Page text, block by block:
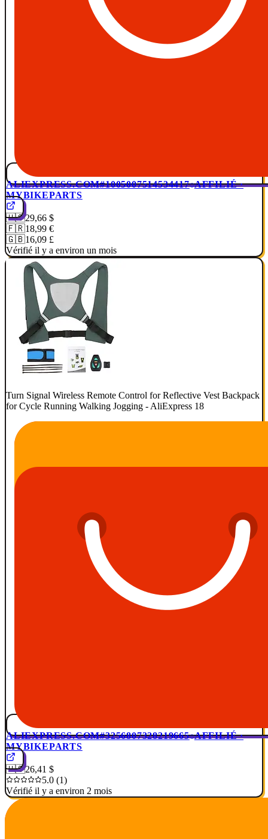
ALIEXPRESS.COM#1005007514534417 AFFILIÉ ·
MYBIKEPARTS
🇺🇸29,66 $
🇫🇷18,99 €
🇬🇧16,09 £
Vérifié il y a environ un mois
Turn Signal Wireless Remote Control for Reflective Vest Backpack
for Cycle Running Walking Jogging - AliExpress 18
ALIEXPRESS.COM#3256807328219665 AFFILIÉ ·
MYBIKEPARTS
🇺🇸26,41 $
5.0 (1)
Vérifié il y a environ 2 mois